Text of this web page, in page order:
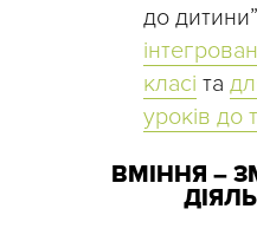
до дитини”
класі та
уроків до
ВМІННЯ –